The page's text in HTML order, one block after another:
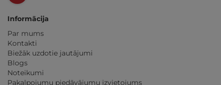
Informācija
Par mums
Kontakti
Biežāk uzdotie jautājumi
Blogs
Noteikumi
Pakalpojumu piedāvājumu izvietojums